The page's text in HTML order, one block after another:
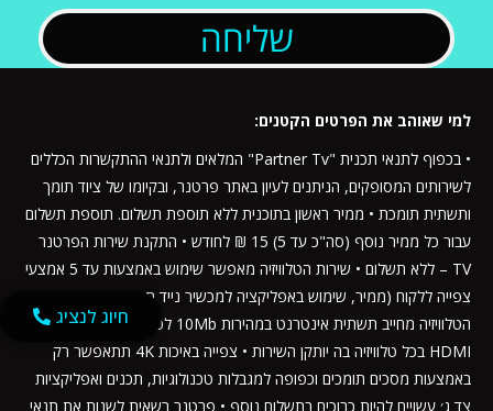
שליחה
למי שאוהב את הפרטים הקטנים:
• בכפוף לתנאי תכנית "Partner Tv" המלאים ולתנאי ההתקשרות הכללים
לשירותים המסופקים, הניתנים לעיון באתר פרטנר, ובקיומו של ציוד תומך
ותשתית תומכת • ממיר ראשון בתוכנית ללא תוספת תשלום. תוספת תשלום
עבור כל ממיר נוסף (סה"כ עד 5) 15 ₪ לחודש • התקנת שירות הפרטנר
TV – ללא תשלום • שירות הטלוויזיה מאפשר שימוש באמצעות עד 5 אמצעי
צפייה ללקוח (ממיר, שימוש באפליקציה למכשיר נייד תומך) • שירות
הטלוויזיה מחייב תשתית אינטרנט במהירות 10Mb לפחות לכל ממיר וכניסת
HDMI בכל טלוויזיה בה יותקן השירות • צפייה באיכות 4K תתאפשר רק
באמצעות מסכים תומכים וכפופה למגבלות טכנולוגיות, תכנים ואפליקציות
צד ג׳ עשויים להיות כרוכים בתשלום נוסף • פרטנר רשאית לשנות את תנאי
חיוג לנציג